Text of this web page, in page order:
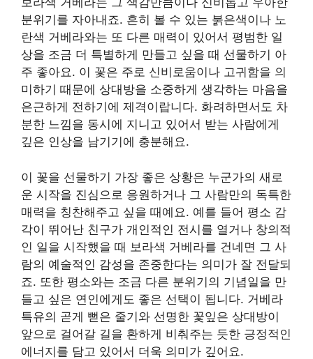
분위기를 자아내죠. 흔히 볼 수 있는 붉은색이나 노
란색 거베라와는 또 다른 매력이 있어서 평범한 일
상을 조금 더 특별하게 만들고 싶을 때 선물하기 아
주 좋아요. 이 꽃은 주로 신비로움이나 고귀함을 의
미하기 때문에 상대방을 소중하게 생각하는 마음을
은근하게 전하기에 제격이랍니다. 화려하면서도 차
분한 느낌을 동시에 지니고 있어서 받는 사람에게
깊은 인상을 남기기에 충분해요.
이 꽃을 선물하기 가장 좋은 상황은 누군가의 새로
운 시작을 진심으로 응원하거나 그 사람만의 독특한
매력을 칭찬해주고 싶을 때예요. 예를 들어 평소 감
각이 뛰어난 친구가 개인적인 전시를 열거나 창의적
인 일을 시작했을 때 보라색 거베라를 건네면 그 사
람의 예술적인 감성을 존중한다는 의미가 잘 전달되
죠. 또한 평소와는 조금 다른 분위기의 기념일을 만
들고 싶은 연인에게도 좋은 선택이 됩니다. 거베라
특유의 곧게 뻗은 줄기와 선명한 꽃잎은 상대방이
앞으로 걸어갈 길을 환하게 비춰주는 듯한 긍정적인
에너지를 담고 있어서 더욱 의미가 깊어요.